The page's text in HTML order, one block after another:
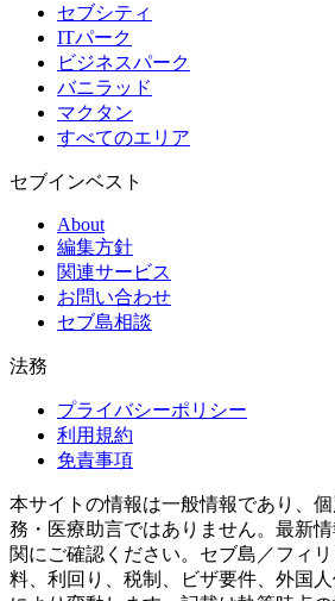
セブシティ
ITパーク
ビジネスパーク
バニラッド
マクタン
すべてのエリア
セブインベスト
About
編集方針
関連サービス
お問い合わせ
セブ島相談
法務
プライバシーポリシー
利用規約
免責事項
本サイトの情報は一般情報であり、
務・医療助言ではありません。最新
関にご確認ください。セブ島／フィ
料、利回り、税制、ビザ要件、外国